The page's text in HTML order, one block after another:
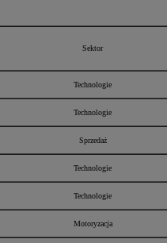
Sektor
Technologie
Technologie
Sprzedaż
Technologie
Technologie
Motoryzacja